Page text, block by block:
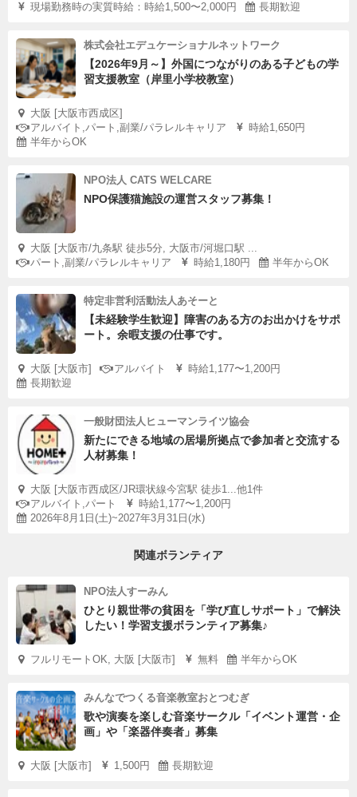
現場勤務時の実質時給：時給1,500〜2,000円
長期歓迎
株式会社エデュケーショナルネットワーク
【2026年9月～】外国につながりのある子どもの学
習支援教室（岸里小学校教室）
大阪 [大阪市西成区]
アルバイト,パート,副業/パラレルキャリア
時給1,650円
半年からOK
NPO法人 CATS WELCARE
NPO保護猫施設の運営スタッフ募集！
大阪 [大阪市/九条駅 徒歩5分, 大阪市/河堀口駅 ...
パート,副業/パラレルキャリア
時給1,180円 半年からOK
特定非営利活動法人あそーと
【未経験学生歓迎】障害のある方のお出かけをサポ
ート。余暇支援の仕事です。
大阪 [大阪市] アルバイト
時給1,177〜1,200円
長期歓迎
一般財団法人ヒューマンライツ協会
新たにできる地域の居場所拠点で参加者と交流する
人材募集！
大阪 [大阪市西成区/JR環状線今宮駅 徒歩1...他1件
アルバイト,パート
時給1,177〜1,200円
2026年8月1日(土)~2027年3月31日(水)
関連ボランティア
NPO法人すーみん
ひとり親世帯の貧困を「学び直しサポート」で解決
したい！学習支援ボランティア募集♪
フルリモートOK, 大阪 [大阪市] 無料 半年からOK
みんなでつくる音楽教室おとつむぎ
歌や演奏を楽しむ音楽サークル「イベント運営・企
画」や「楽器伴奏者」募集
大阪 [大阪市] 1,500円 長期歓迎